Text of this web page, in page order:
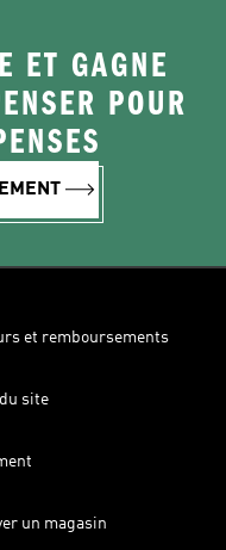
ET GAGNE
POUR
et remboursements
site
un magasin